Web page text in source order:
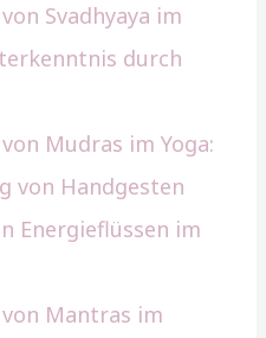
Svadhyaya im
durch
Mudras im Yoga:
von Handgesten
Energieflüssen im
Mantras im